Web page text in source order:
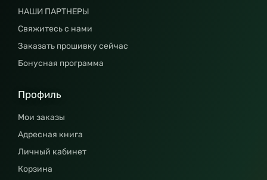
НАШИ ПАРТНЕРЫ
Свяжитесь с нами
Заказать прошивку сейчас
Бонусная программа
Профиль
Мои заказы
Адресная книга
Личный кабинет
Корзина